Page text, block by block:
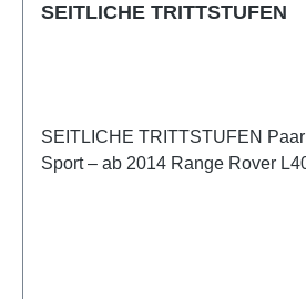
SEITLICHE TRITTSTUFEN
SEITLICHE TRITTSTUFEN Paar Range Rover